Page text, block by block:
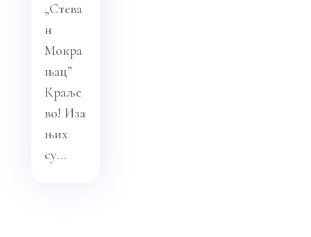
„Стева
н
Мокра
њац”
Краље
во! Иза
њих
су...